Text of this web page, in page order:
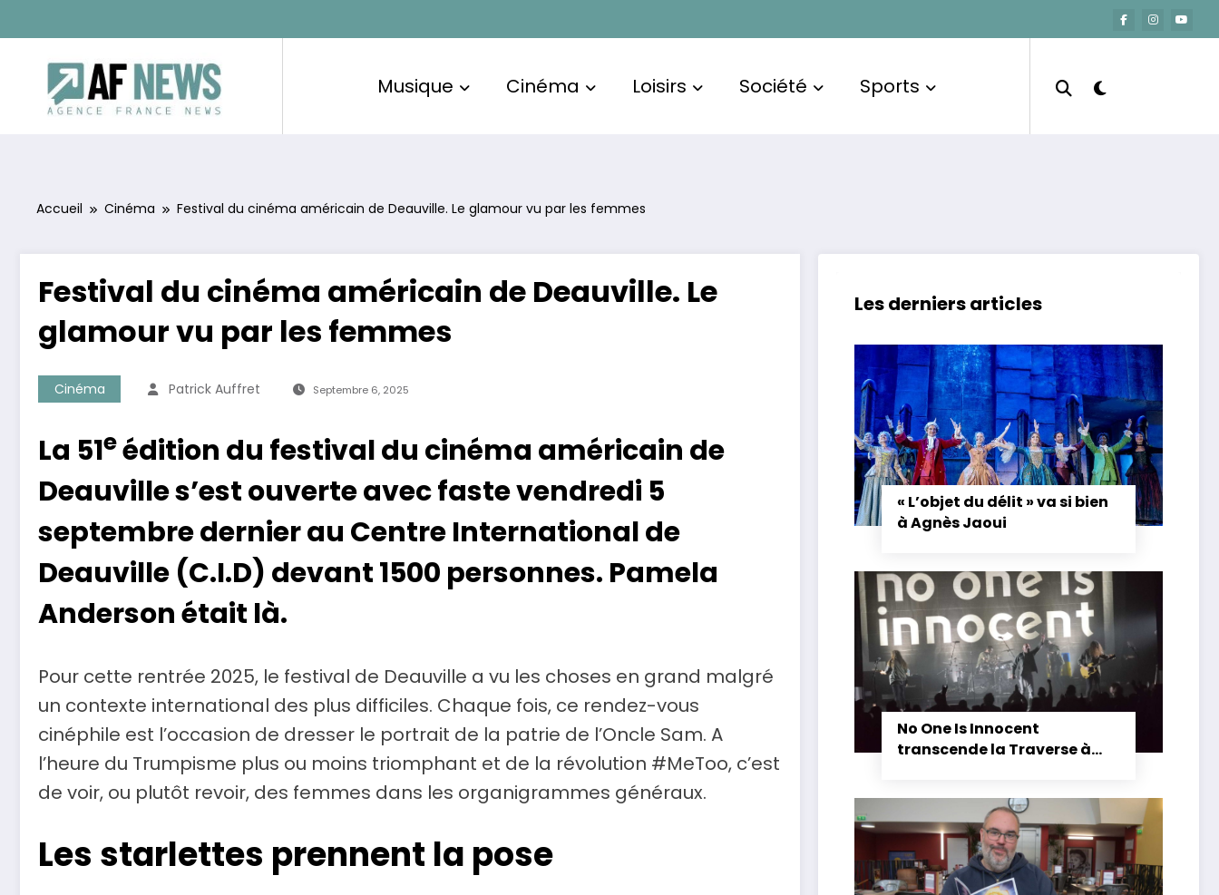
au
Musique Cinéma Loisirs Société Sports
Accueil Cinéma Festival du cinéma américain de Deauville. Le glamour vu par les femmes
Festival du cinéma américain de Deauville. Le
glamour vu par les femmes
Cinéma Patrick Auffret Septembre 6, 2025
La 51eédition du festival du cinéma américain de
Deauville s’est ouverte avec faste vendredi 5
septembre dernier au Centre International de
Deauville (C.I.D) devant 1500 personnes. Pamela
Anderson était là.
Pour cette rentrée 2025, le festival de Deauville a vu les choses en grand malgré
un contexte international des plus difficiles. Chaque fois, ce rendez-vous
cinéphile est l’occasion de dresser le portrait de la patrie de l’Oncle Sam. A
l’heure du Trumpisme plus ou moins triomphant et de la révolution #MeToo, c’est
de voir, ou plutôt revoir, des femmes dans les organigrammes généraux.
Les starlettes prennent la pose
Les derniers articles
« L’objet du délit » va si bien
à Agnès Jaoui
No One Is Innocent
transcende la Traverse à